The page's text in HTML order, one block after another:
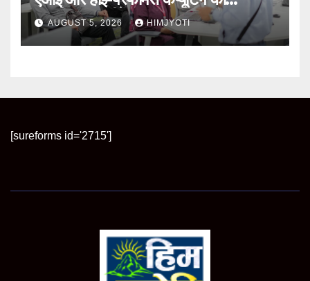
आधुनिक तकनीकें
AUGUST 5, 2026 HIMJYOTI
[sureforms id='2715']